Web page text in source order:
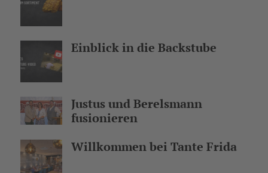
Einblick in die Backstube
Justus und Berelsmann
fusionieren
Willkommen bei Tante Frida